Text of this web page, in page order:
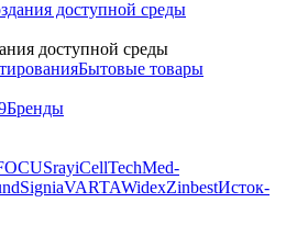
доступной среды
Бытовые товары
Бренды
iCellTechMed-
SigniaVARTAWidexZinbestИсток-